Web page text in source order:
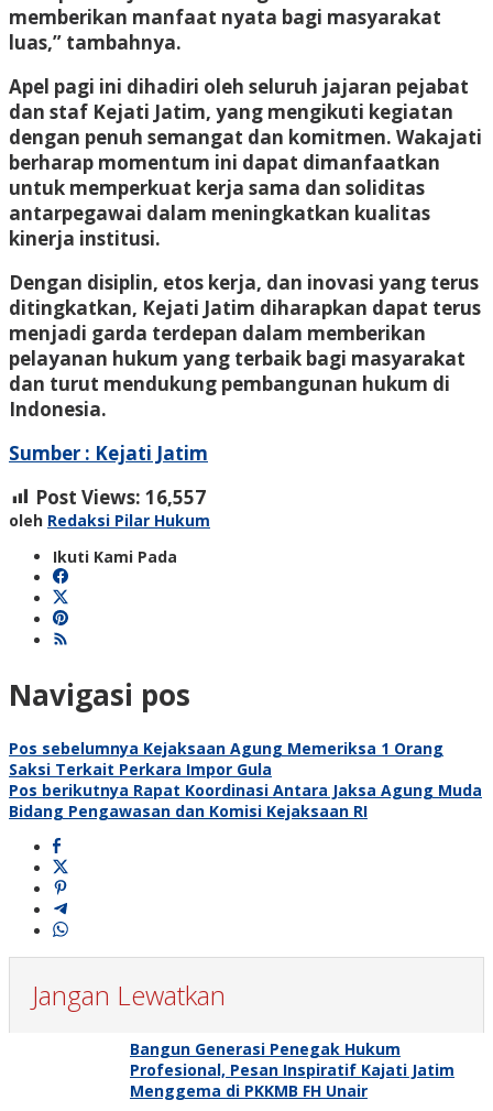
memberikan manfaat nyata bagi masyarakat
luas,” tambahnya.
Apel pagi ini dihadiri oleh seluruh jajaran pejabat
dan staf Kejati Jatim, yang mengikuti kegiatan
dengan penuh semangat dan komitmen. Wakajati
berharap momentum ini dapat dimanfaatkan
untuk memperkuat kerja sama dan soliditas
antarpegawai dalam meningkatkan kualitas
kinerja institusi.
Dengan disiplin, etos kerja, dan inovasi yang terus
ditingkatkan, Kejati Jatim diharapkan dapat terus
menjadi garda terdepan dalam memberikan
pelayanan hukum yang terbaik bagi masyarakat
dan turut mendukung pembangunan hukum di
Indonesia.
Sumber : Kejati Jatim
Post Views: 16,557
oleh Redaksi Pilar Hukum
Ikuti Kami Pada
Navigasi pos
Pos sebelumnya Kejaksaan Agung Memeriksa 1 Orang
Saksi Terkait Perkara Impor Gula
Pos berikutnya Rapat Koordinasi Antara Jaksa Agung Muda
Bidang Pengawasan dan Komisi Kejaksaan RI
Jangan Lewatkan
Bangun Generasi Penegak Hukum
Profesional, Pesan Inspiratif Kajati Jatim
Menggema di PKKMB FH Unair